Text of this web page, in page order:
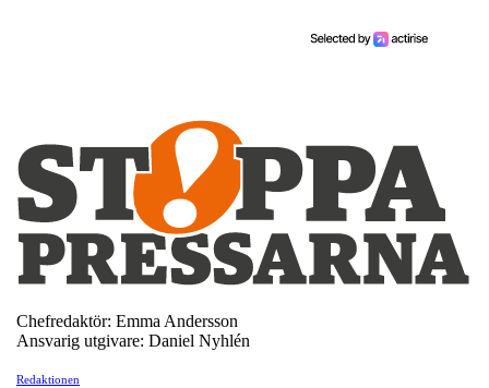
Chefredaktör: Emma Andersson
Ansvarig utgivare: Daniel Nyhlén
Redaktionen